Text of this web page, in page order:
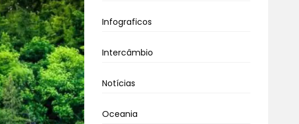
Infograficos
Intercâmbio
Notícias
Oceania